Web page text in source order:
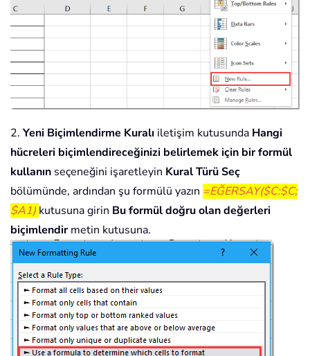
2. Yeni Biçimlendirme Kuralı iletişim kutusunda Hangi
hücreleri biçimlendireceğinizi belirlemek için bir formül
kullanın seçeneğini işaretleyin Kural Türü Seç
bölümünde, ardından şu formülü yazın =EĞERSAY($C:$C;
$A1) kutusuna girin Bu formül doğru olan değerleri
biçimlendirmetin kutusuna.